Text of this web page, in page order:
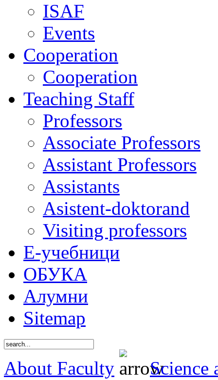
ISAF
Events
Cooperation
Cooperation
Teaching Staff
Professors
Associate Professors
Assistant Professors
Assistants
Asistent-doktorand
Visiting professors
Е-учебници
ОБУКА
Алумни
Sitemap
About Faculty
Science